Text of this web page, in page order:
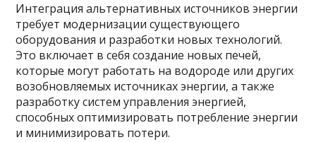
Интеграция альтернативных источников энергии
требует модернизации существующего
оборудования и разработки новых технологий.
Это включает в себя создание новых печей,
которые могут работать на водороде или других
возобновляемых источниках энергии, а также
разработку систем управления энергией,
способных оптимизировать потребление энергии
и минимизировать потери.